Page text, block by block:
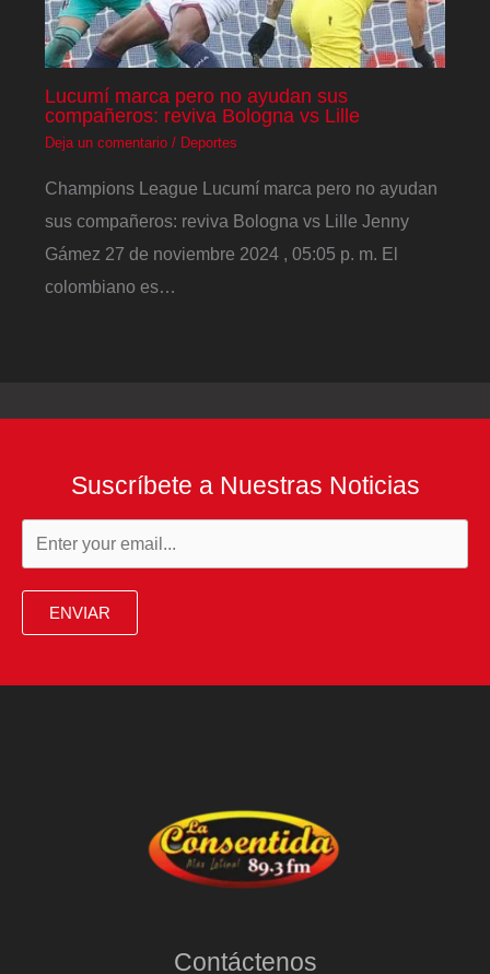
Lucumí marca pero no ayudan sus
compañeros: reviva Bologna vs Lille
Deja un comentario / Deportes
Champions League Lucumí marca pero no ayudan
sus compañeros: reviva Bologna vs Lille Jenny
Gámez 27 de noviembre 2024 , 05:05 p. m. El
colombiano es…
Suscríbete a Nuestras Noticias
ENVIAR
Contáctenos